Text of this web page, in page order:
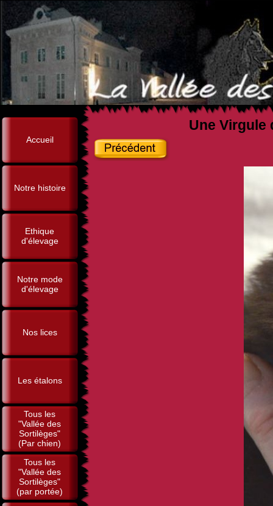
Accueil
Notre histoire
Ethique
d'élevage
Notre mode
d'élevage
Nos lices
Les étalons
Tous les
"Vallée des
Sortilèges"
(Par chien)
Tous les
"Vallée des
Sortilèges"
(par portée)
Une Virgule